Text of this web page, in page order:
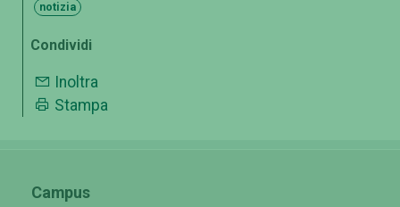
notizia
Condividi
Inoltra
Stampa
Campus